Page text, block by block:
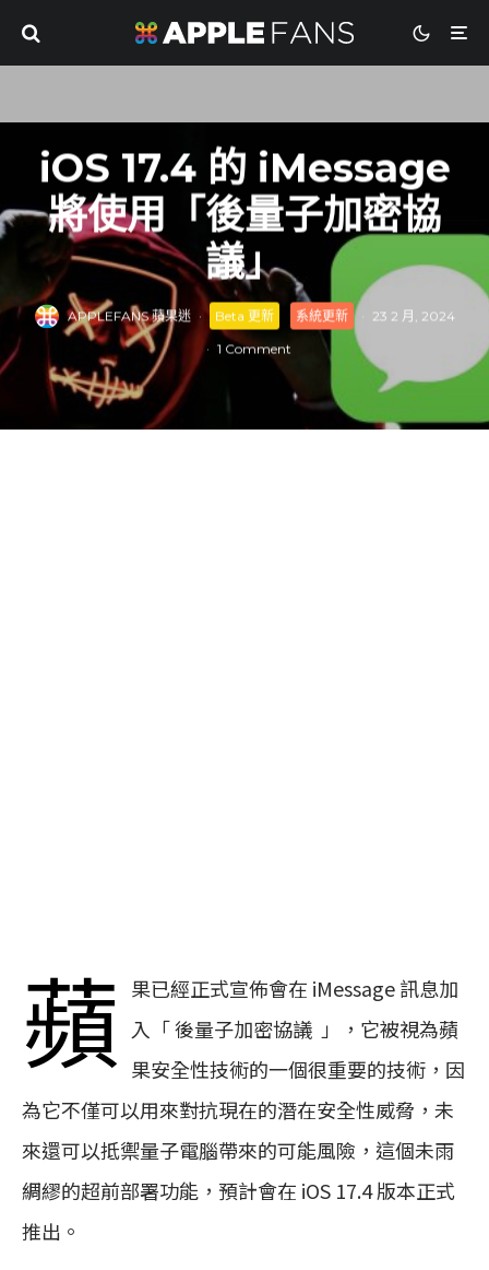
iOS 17.4 的 iMessage
將使用「後量子加密協
議」
APPLEFANS 蘋果迷 · Beta 更新 系統更新
23 2 月, 2024
· 1 Comment
蘋
果已經正式宣佈會在 iMessage 訊息加
入「 後量子加密協議 」，它被視為蘋
果安全性技術的一個很重要的技術，因
為它不僅可以用來對抗現在的潛在安全性威脅，未
來還可以抵禦量子電腦帶來的可能風險，這個未雨
綢繆的超前部署功能，預計會在 iOS 17.4 版本正式
推出。